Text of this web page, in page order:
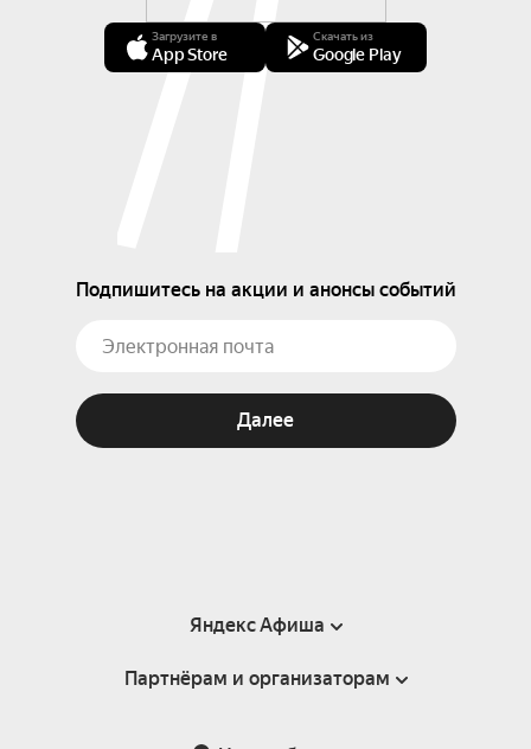
Загрузите в
App Store
Скачать из
Google Play
Подпишитесь на акции и анонсы событий
Далее
Яндекс Афиша
Справка
Партнёрам и организаторам